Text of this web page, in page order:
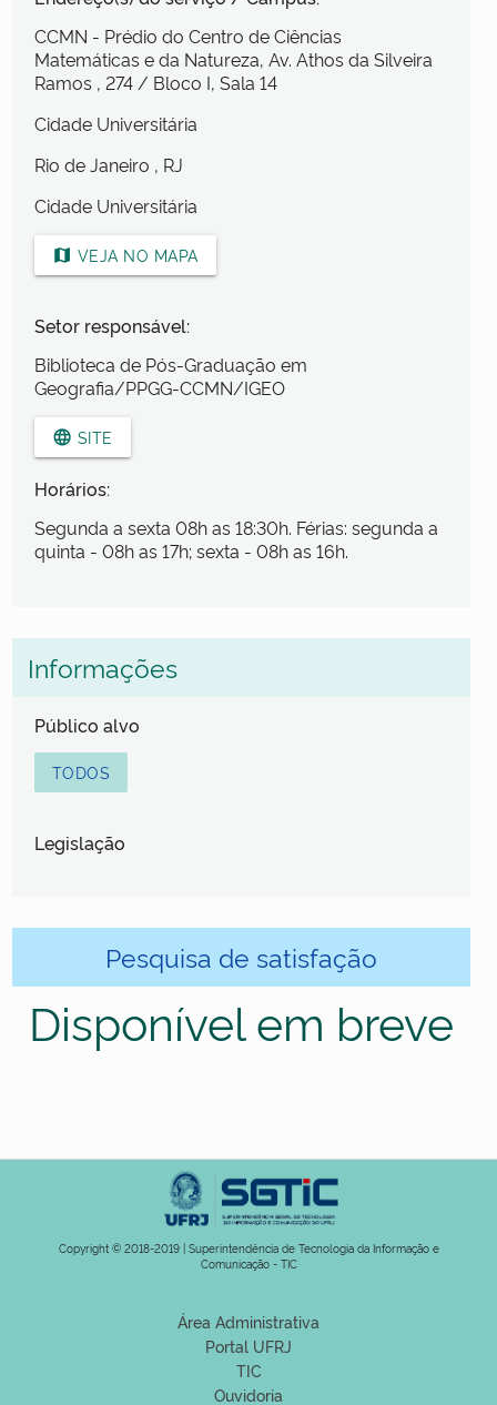
CCMN - Prédio do Centro de Ciências
Matemáticas e da Natureza, Av. Athos da Silveira
Ramos , 274 / Bloco I, Sala 14
Cidade Universitária
Rio de Janeiro , RJ
Cidade Universitária
map VEJA NO MAPA
Setor responsável:
Biblioteca de Pós-Graduação em
Geografia/PPGG-CCMN/IGEO
language SITE
Horários:
Segunda a sexta 08h as 18:30h. Férias: segunda a
quinta - 08h as 17h; sexta - 08h as 16h.
Informações
Público alvo
TODOS
Legislação
Pesquisa de satisfação
Disponível em breve
Copyright © 2018-2019 | Superintendência de Tecnologia da Informação e
Comunicação - TIC
Área Administrativa
Portal UFRJ
TIC
Ouvidoria